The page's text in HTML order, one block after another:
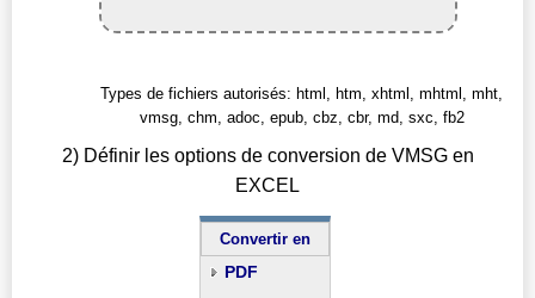
Types de fichiers autorisés: html, htm, xhtml, mhtml, mht,
vmsg, chm, adoc, epub, cbz, cbr, md, sxc, fb2
2) Définir les options de conversion de VMSG en
EXCEL
Convertir en
PDF